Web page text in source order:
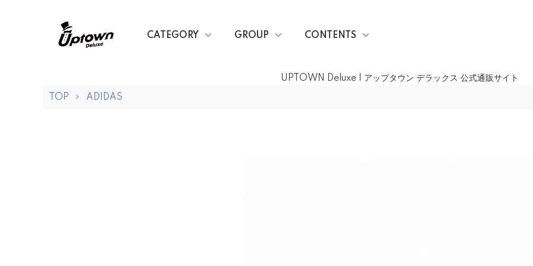
UPTOWN Deluxe | アップタウン デラックス 公式通販サイト
CATEGORY GROUP CONTENTS
TOP ADIDAS